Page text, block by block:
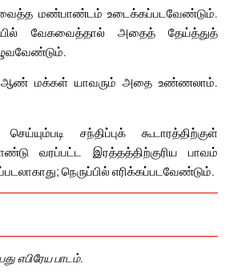
மண்பாண்டம் உடைக்கப்படவேண்டும்.
வேகவைத்தால் அதைத் தேய்த்துத்
ஆண் மக்கள் யாவரும் அதை உண்ணலாம்.
சந்திப்புக் கூடாரத்திற்குள்
வரப்பட்ட இரத்தத்திற்குரிய பாவம்
நெருப்பில் எரிக்கப்படவேண்டும்.
எபிரேய பாடம்.